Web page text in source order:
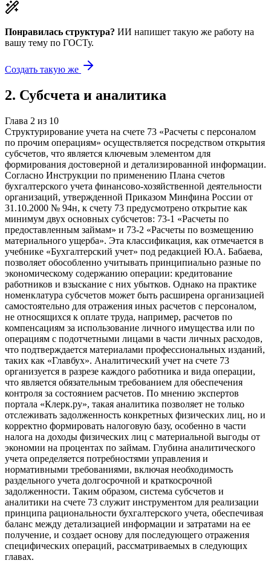
Понравилась структура? ИИ напишет такую же работу на
вашу тему по ГОСТу.
Создать такую же
2. Субсчета и аналитика
Глава 2 из 10
Структурирование учета на счете 73 «Расчеты с персоналом
по прочим операциям» осуществляется посредством открытия
субсчетов, что является ключевым элементом для
формирования достоверной и детализированной информации.
Согласно Инструкции по применению Плана счетов
бухгалтерского учета финансово-хозяйственной деятельности
организаций, утвержденной Приказом Минфина России от
31.10.2000 № 94н, к счету 73 предусмотрено открытие как
минимум двух основных субсчетов: 73-1 «Расчеты по
предоставленным займам» и 73-2 «Расчеты по возмещению
материального ущерба». Эта классификация, как отмечается в
учебнике «Бухгалтерский учет» под редакцией Ю.А. Бабаева,
позволяет обособленно учитывать принципиально разные по
экономическому содержанию операции: кредитование
работников и взыскание с них убытков. Однако на практике
номенклатура субсчетов может быть расширена организацией
самостоятельно для отражения иных расчетов с персоналом,
не относящихся к оплате труда, например, расчетов по
компенсациям за использование личного имущества или по
операциям с подотчетными лицами в части личных расходов,
что подтверждается материалами профессиональных изданий,
таких как «Главбух». Аналитический учет на счете 73
организуется в разрезе каждого работника и вида операции,
что является обязательным требованием для обеспечения
контроля за состоянием расчетов. По мнению экспертов
портала «Клерк.ру», такая аналитика позволяет не только
отслеживать задолженность конкретных физических лиц, но и
корректно формировать налоговую базу, особенно в части
налога на доходы физических лиц с материальной выгоды от
экономии на процентах по займам. Глубина аналитического
учета определяется потребностями управления и
нормативными требованиями, включая необходимость
раздельного учета долгосрочной и краткосрочной
задолженности. Таким образом, система субсчетов и
аналитики на счете 73 служит инструментом для реализации
принципа рациональности бухгалтерского учета, обеспечивая
баланс между детализацией информации и затратами на ее
получение, и создает основу для последующего отражения
специфических операций, рассматриваемых в следующих
главах.